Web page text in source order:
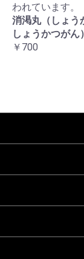
われています。
消渇丸（しょう
しょうかつがん）
￥700